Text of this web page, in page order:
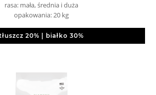
rasa: mała, średnia i duża
opakowania: 20 kg
20% | białko 30%